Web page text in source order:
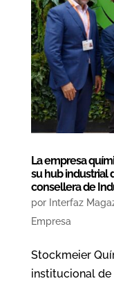
La empresa
su hub industrial
consellera de
por Interfaz
Empresa
Stockmeier
institucional de